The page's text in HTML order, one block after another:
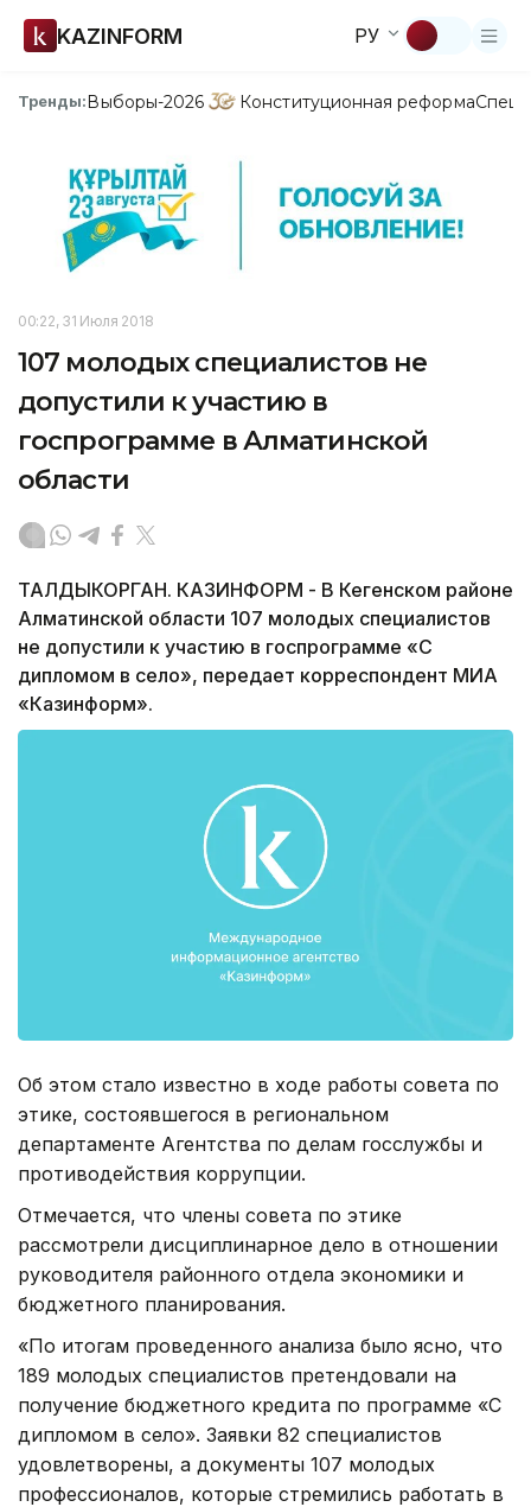
KAZINFORM РУ
Тренды:Выборы-2026 Конституционная реформа
00:22, 31 Июля 2018
107 молодых специалистов не
допустили к участию в
госпрограмме в Алматинской
области
ТАЛДЫКОРГАН. КАЗИНФОРМ - В Кегенском районе
Алматинской области 107 молодых специалистов
не допустили к участию в госпрограмме «С
дипломом в село», передает корреспондент МИА
«Казинформ».
Об этом стало известно в ходе работы совета по
этике, состоявшегося в региональном
департаменте Агентства по делам госслужбы и
противодействия коррупции.
Отмечается, что члены совета по этике
рассмотрели дисциплинарное дело в отношении
руководителя районного отдела экономики и
бюджетного планирования.
«По итогам проведенного анализа было ясно, что
189 молодых специалистов претендовали на
получение бюджетного кредита по программе «С
дипломом в село». Заявки 82 специалистов
удовлетворены, а документы 107 молодых
профессионалов, которые стремились работать в